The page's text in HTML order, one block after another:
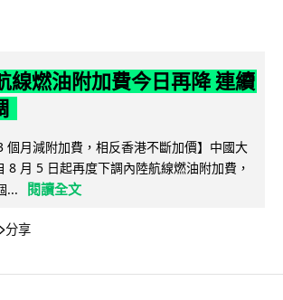
線燃油附加費今日再降 連續
個月減附加費，相反香港不斷加價】中國大
8 月 5 日起再度下調內陸航線燃油附加費，
...
閱讀全文
分享